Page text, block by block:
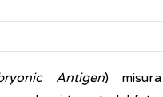
Antigen)